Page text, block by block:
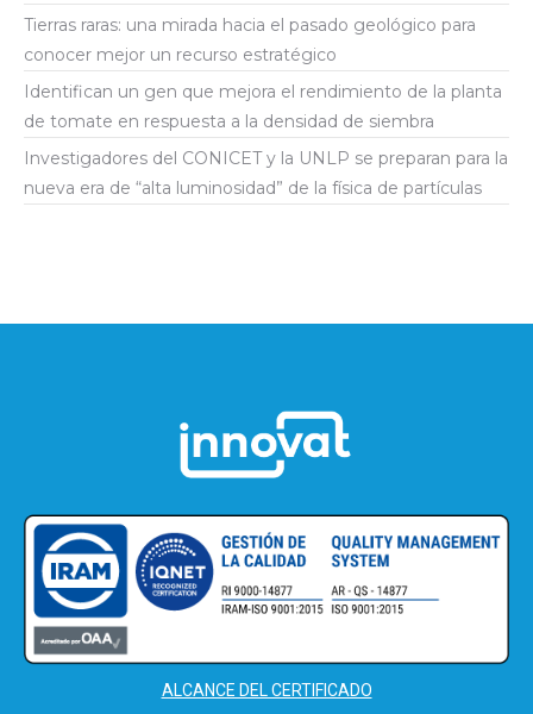
Tierras raras: una mirada hacia el pasado geológico para
conocer mejor un recurso estratégico
Identifican un gen que mejora el rendimiento de la planta
de tomate en respuesta a la densidad de siembra
Investigadores del CONICET y la UNLP se preparan para la
nueva era de “alta luminosidad” de la física de partículas
ALCANCE DEL CERTIFICADO